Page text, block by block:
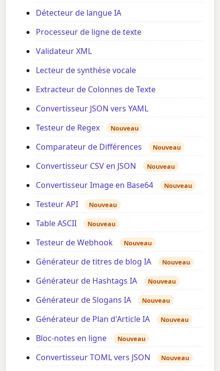
Détecteur de langue IA
Processeur de ligne de texte
Validateur XML
Lecteur de synthèse vocale
Extracteur de Colonnes de Texte
Convertisseur JSON vers YAML
Testeur de Regex
Nouveau
Comparateur de Différences Nouveau
Convertisseur CSV en JSON Nouveau
Convertisseur Image en Base64 Nouveau
Testeur API Nouveau
Table ASCII Nouveau
Testeur de Webhook Nouveau
Générateur de titres de blog IA Nouveau
Générateur de Hashtags IA Nouveau
Générateur de Slogans IA Nouveau
Générateur de Plan d'Article IA Nouveau
Bloc-notes en ligne Nouveau
Convertisseur TOML vers JSON Nouveau